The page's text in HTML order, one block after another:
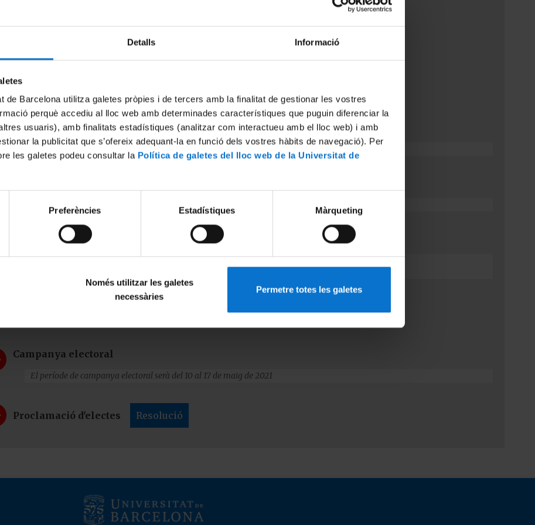
Detalls Informació
de Barcelona utilitza galetes pròpies i de tercers amb la finalitat de gestionar les vostres
perquè accediu al lloc web amb determinades característiques que puguin diferenciar la
usuaris), amb finalitats estadístiques (analitzar com interactueu amb el lloc web) i amb
la publicitat que s’ofereix adequant-la en funció dels vostres hàbits de navegació). Per
les galetes podeu consultar la Política de galetes del lloc web de la Universitat de
Preferències Estadístiques Màrqueting
Només utilitzar les galetes
necessàries
Permetre totes les galetes
Resolució
Calendari electoral
Publicació del cens electoral provisional
Podràs consultar, si estàs inclòs al cens electoral, des de la teva intranet
Podràs consultar, si estàs inclòs al cens definitiu electoral, des de la teva intranet.
Presentació de candidatures
Els candidats podran presentar la seva candidatura a través d' aquest formulari .
Resolució
Campanya electoral
El període de campanya electoral serà del 10 al 17 de maig de 2021
Proclamació d'electes Resolució